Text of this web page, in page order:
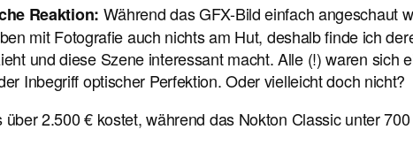
Reaktion: Während das GFX-Bild einfach angeschaut
mit Fotografie auch nichts am Hut, deshalb finde ich
und diese Szene interessant macht. Alle (!) waren sich
Inbegriff optischer Perfektion. Oder vielleicht doch nicht?
2.500 € kostet, während das Nokton Classic unter